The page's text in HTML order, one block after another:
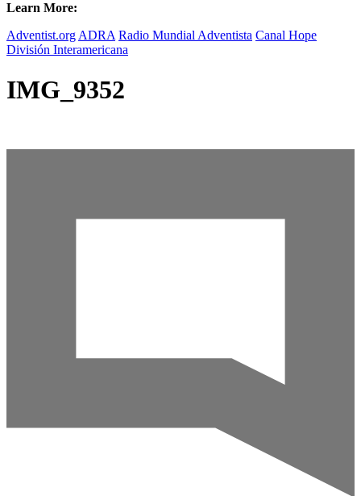
Learn More:
Adventist.org ADRA Radio Mundial Adventista Canal Hope
División Interamericana
IMG_9352